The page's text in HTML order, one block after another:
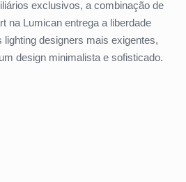
exclusivos, a combinação de
na Lumican entrega a liberdade
designers mais exigentes,
design minimalista e sofisticado.